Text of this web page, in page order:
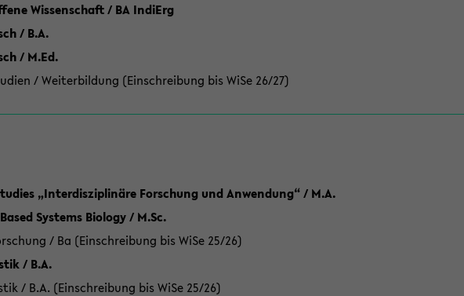
Wissenschaft / BA IndiErg
/ B.A.
/ M.Ed.
/ Weiterbildung (Einschreibung bis WiSe 26/27)
„Interdisziplinäre Forschung und Anwendung“ / M.A.
Systems Biology / M.Sc.
/ Ba (Einschreibung bis WiSe 25/26)
/ B.A.
/ B.A. (Einschreibung bis WiSe 25/26)